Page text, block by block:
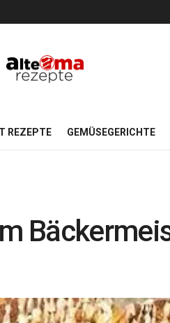
REZEPTE GEMÜSEGERICHTE